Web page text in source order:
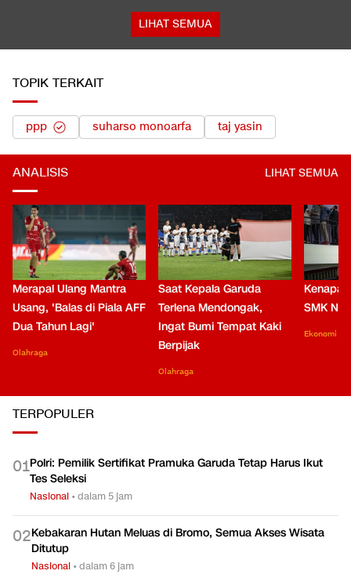
LIHAT SEMUA
TOPIK TERKAIT
ppp suharso monoarfa taj yasin
ANALISIS LIHAT SEMUA
Merapal Ulang Mantra
Usang, 'Balas di Piala AFF
Dua Tahun Lagi'
Olahraga
Saat Kepala Garuda
Terlena Mendongak,
Ingat Bumi Tempat Kaki
Berpijak
Olahraga
Kenapa
SMK
Ekonomi
TERPOPULER
01Polri: Pemilik Sertifikat Pramuka Garuda Tetap Harus Ikut
Tes Seleksi
Nasional •dalam 5 jam
02Kebakaran Hutan Meluas di Bromo, Semua Akses Wisata
Ditutup
Nasional •dalam 6 jam